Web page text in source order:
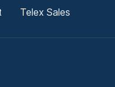
Telex Sales